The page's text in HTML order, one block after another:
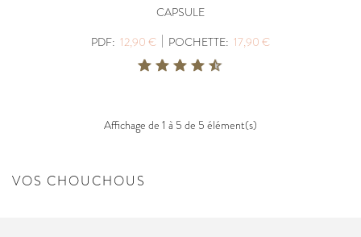
CAPSULE
PDF: 12,90 € | POCHETTE: 17,90 €
Affichage de 1 à 5 de 5 élément(s)
VOS CHOUCHOUS